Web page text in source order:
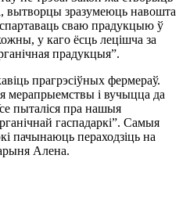
вытворцы зразумеюць навошта
сваю прадукцыю ў
у каго ёсць лецішча за
прадукцыя”.
прагрэсіўных фермераў.
мерапрыемствы і вучыцца да
пыталіся пра нашыя
гаспадаркі”. Самыя
пачынаюць пераходзіць на
Алена.